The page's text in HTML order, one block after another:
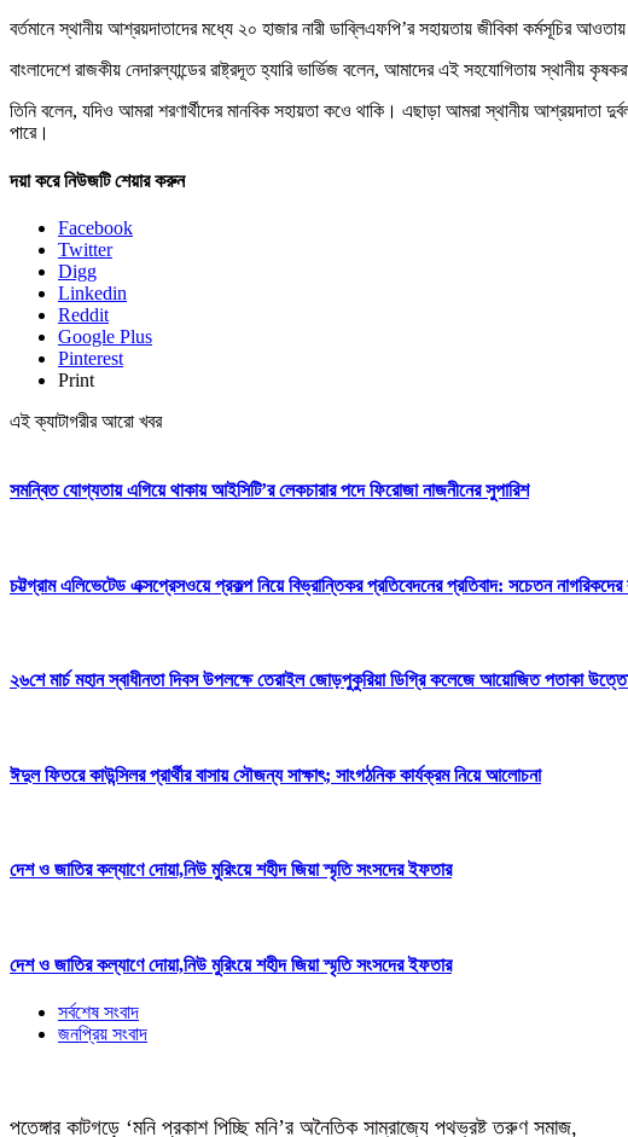
বর্তমানে স্থানীয় আশ্রয়দাতাদের মধ্যে ২০ হাজার নারী ডাব্লিএফপি’র সহায়তায় জীবিকা কর্মসূচির
বাংলাদেশে রাজকীয় নেদারল্যান্ডের রাষ্ট্রদূত হ্যারি ভার্ভিজ বলেন, আমাদের এই সহযোগিতায় স্থানীয়
তিনি বলেন, যদিও আমরা শরণার্থীদের মানবিক সহায়তা কওে থাকি। এছাড়া আমরা স্থানীয় আশ্রয়দাতা
পারে।
দয়া করে নিউজটি শেয়ার করুন
Facebook
Twitter
Digg
Linkedin
Reddit
Google Plus
Pinterest
Print
এই ক্যাটাগরীর আরো খবর
সমন্বিত যোগ্যতায় এগিয়ে থাকায় আইসিটি’র লেকচারার পদে ফিরোজা নাজনীনের সুপারিশ
চট্টগ্রাম এলিভেটেড এক্সপ্রেসওয়ে প্রকল্প নিয়ে বিভ্রান্তিকর প্রতিবেদনের প্রতিবাদ: সচেতন
২৬শে মার্চ মহান স্বাধীনতা দিবস উপলক্ষে তেরাইল জোড়পুকুরিয়া ডিগ্রি কলেজে আয়োজিত পতাকা
ঈদুল ফিতরে কাউন্সিলর প্রার্থীর বাসায় সৌজন্য সাক্ষাৎ; সাংগঠনিক কার্যক্রম নিয়ে আলোচনা
দেশ ও জাতির কল্যাণে দোয়া,নিউ মুরিংয়ে শহীদ জিয়া স্মৃতি সংসদের ইফতার
দেশ ও জাতির কল্যাণে দোয়া,নিউ মুরিংয়ে শহীদ জিয়া স্মৃতি সংসদের ইফতার
সর্বশেষ সংবাদ
জনপ্রিয় সংবাদ
পতেঙ্গার কাটগড়ে ‘মনি প্রকাশ পিচ্ছি মনি’র অনৈতিক সাম্রাজ্যে পথভ্রষ্ট তরুণ সমাজ,